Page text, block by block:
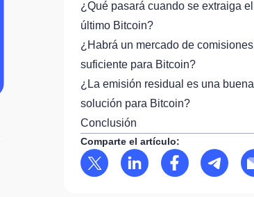
¿Qué pasará cuando se extraiga el
último Bitcoin?
¿Habrá un mercado de comisiones
suficiente para Bitcoin?
¿La emisión residual es una buena
solución para Bitcoin?
Conclusión
Comparte el artículo: